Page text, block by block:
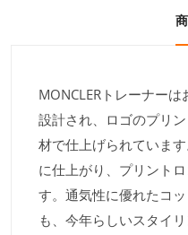
MONCLERトレーナー
設計され、ロゴのプリ
材で仕上げられていま
に仕上がり、プリント
す。通気性に優れたコ
も、今年らしいスタイ